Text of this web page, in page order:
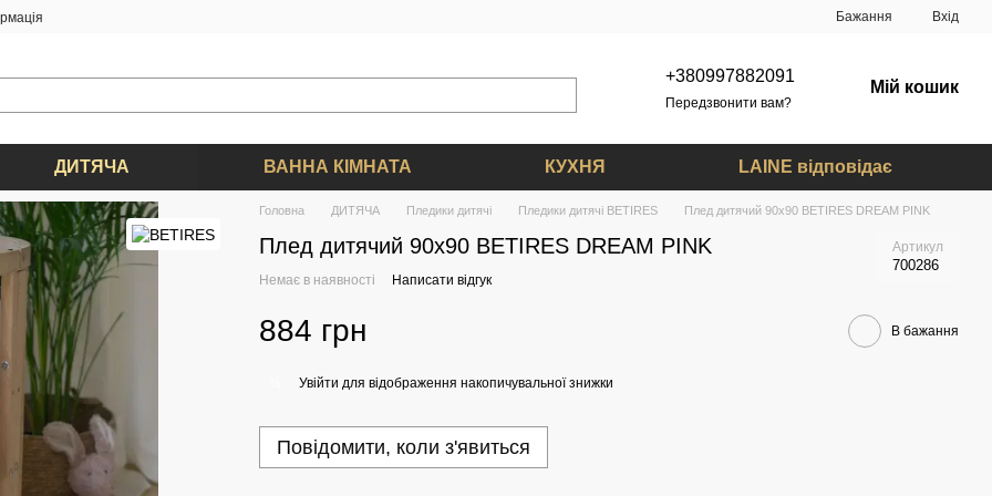
Бажання Вхід
+380997882091
Передзвонити вам?
Мій кошик
ДИТЯЧА ВАННА КІМНАТА КУХНЯ LAINE відповідає
Головна ДИТЯЧА Пледики дитячі Пледики дитячі BETIRES Плед дитячий 90х90 BETIRES DREAM PINK
Плед дитячий 90х90 BETIRES DREAM PINK Артикул
700286
Немає в наявності Написати відгук
884 грн В бажання
Увійти для відображення накопичувальної знижки
Повідомити, коли з'явиться